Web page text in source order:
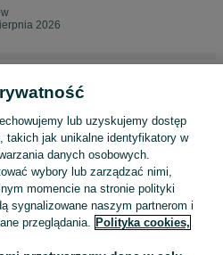
2026
zł z Pakietem Ochronnym
2026
Pozostałe Inny
lub uzyskujemy dostęp
takich jak unikalne identyfikatory w
danych osobowych.
wybory lub zarządzać nimi,
momencie na stronie polityki
sygnalizowane naszym partnerom i
przeglądania. Polityka cookies,